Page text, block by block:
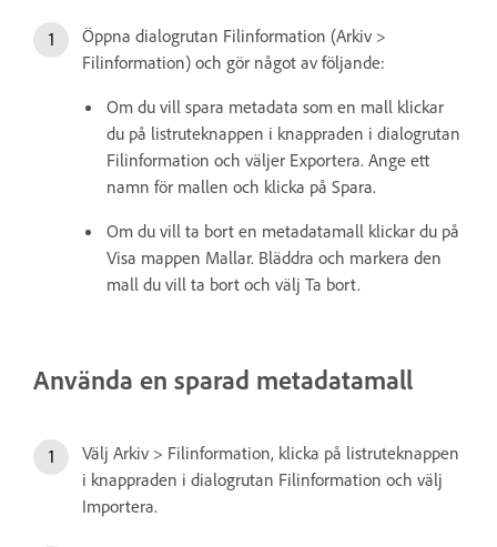
Öppna dialogrutan Filinformation (Arkiv >
Filinformation) och gör något av följande:
Om du vill spara metadata som en mall klickar
du på listruteknappen i knappraden i dialogrutan
Filinformation och väljer Exportera. Ange ett
namn för mallen och klicka på Spara.
Om du vill ta bort en metadatamall klickar du på
Visa mappen Mallar. Bläddra och markera den
mall du vill ta bort och välj Ta bort.
Använda en sparad metadatamall
Välj Arkiv > Filinformation, klicka på listruteknappen
i knappraden i dialogrutan Filinformation och välj
Importera.